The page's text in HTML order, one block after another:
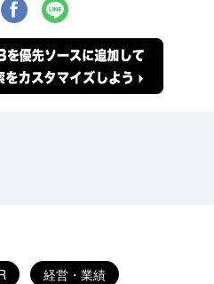
経営・業績